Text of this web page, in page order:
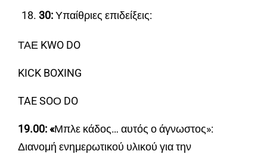
30:Υπαίθριες επιδείξεις:
ΤΑΕ KWO DO
KICK BOXING
TAE SOΟ DO
19.00: «Μπλε κάδος… αυτός ο άγνωστος»:
Διανομή ενημερωτικού υλικού για την